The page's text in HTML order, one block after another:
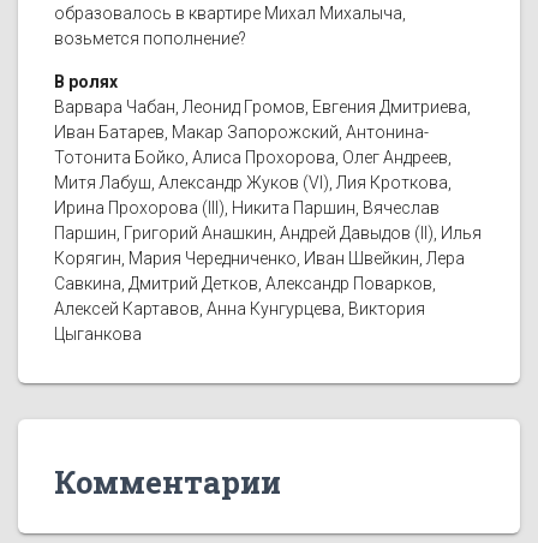
образовалось в квартире Михал Михалыча,
возьмется пополнение?
В ролях
Варвара Чабан, Леонид Громов, Евгения Дмитриева,
Иван Батарев, Макар Запорожский, Антонина-
Тотонита Бойко, Алиса Прохорова, Олег Андреев,
Митя Лабуш, Александр Жуков (VI), Лия Кроткова,
Ирина Прохорова (III), Никита Паршин, Вячеслав
Паршин, Григорий Анашкин, Андрей Давыдов (II), Илья
Корягин, Мария Чередниченко, Иван Швейкин, Лера
Савкина, Дмитрий Детков, Александр Поварков,
Алексей Картавов, Анна Кунгурцева, Виктория
Цыганкова
Комментарии